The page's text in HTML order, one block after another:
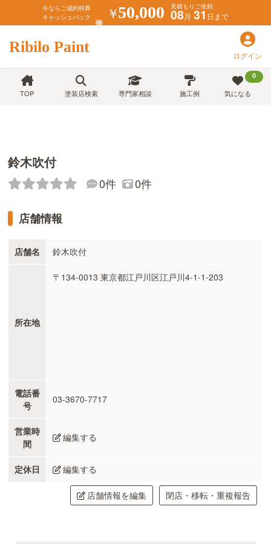
今ならご成約特典
キャッシュバック
￥50,000 見積もりご依頼
08月 31日まで
Ribilo Paint ログイン
TOP 塗装店検索 専門家相談 施工例
0
気になる
鈴木吹付
0件 0件
店舗情報
店舗名 鈴木吹付
所在地
〒134-0013 東京都江戸川区江戸川4-1-1-203
電話番
号
03-3670-7717
営業時
間
編集する
定休日 編集する
店舗情報を編集 閉店・移転・重複報告